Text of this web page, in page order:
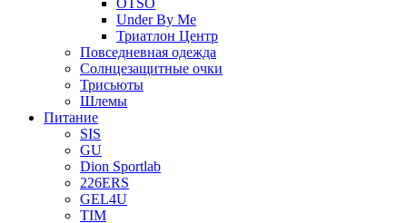
OTSO
Under By Me
Триатлон Центр
Повседневная одежда
Солнцезащитные очки
Трисьюты
Шлемы
Питание
SIS
GU
Dion Sportlab
226ERS
GEL4U
TIM